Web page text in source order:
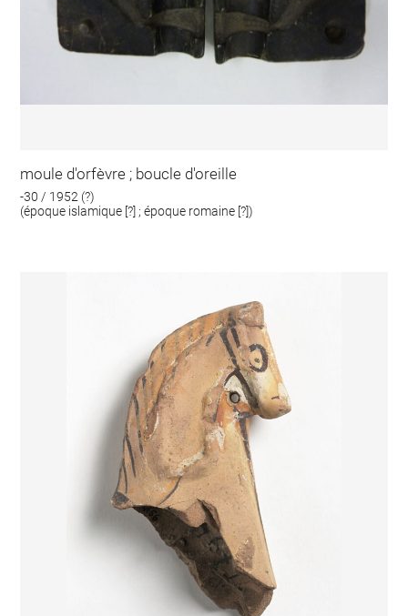
moule d'orfèvre ; boucle d'oreille
-30 / 1952 (?)
(époque islamique [?] ; époque romaine [?])